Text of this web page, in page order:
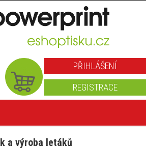
PŘIHLÁŠENÍ
REGISTRACE
a výroba letáků